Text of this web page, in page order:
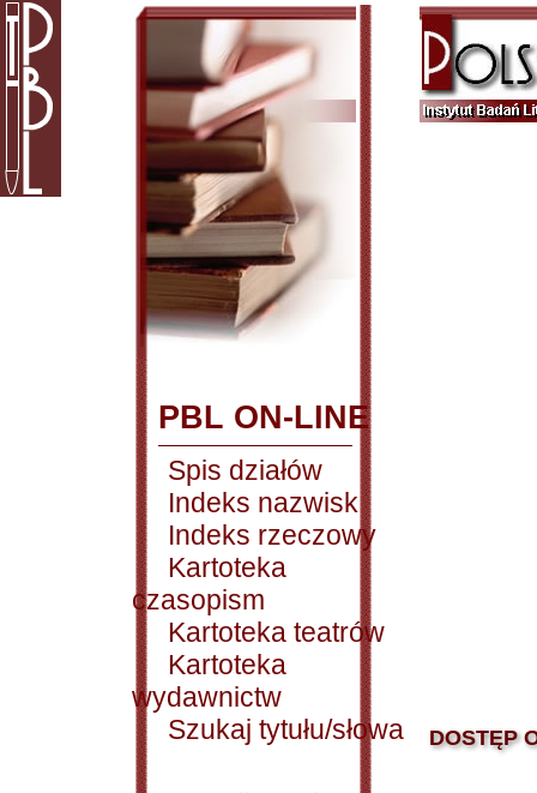
PBL ON-LINE
Spis działów
Indeks nazwisk
Indeks rzeczowy
Kartoteka
czasopism
Kartoteka teatrów
Kartoteka
wydawnictw
Szukaj tytułu/słowa
DOSTĘP